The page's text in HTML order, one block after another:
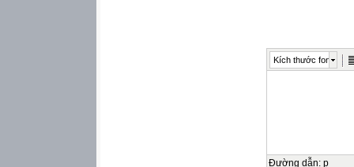
Năng lực giải
Năng lực nhận
Kích thước font
Đường dẫn: p